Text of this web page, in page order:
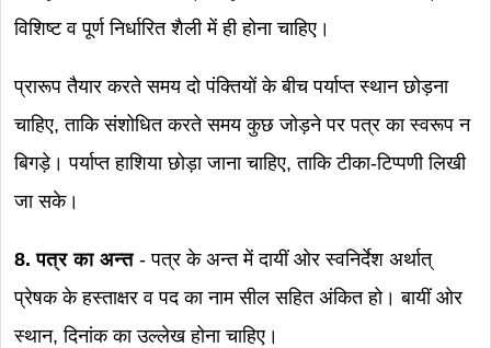
विशिष्ट व पूर्ण निर्धारित शैली में ही होना चाहिए।
प्रारूप तैयार करते समय दो पंक्तियों के बीच पर्याप्त स्थान छोड़ना
चाहिए, ताकि संशोधित करते समय कुछ जोड़ने पर पत्र का स्वरूप न
बिगड़े। पर्याप्त हाशिया छोड़ा जाना चाहिए, ताकि टीका-टिप्पणी लिखी
जा सके।
8. पत्र का अन्त - पत्र के अन्त में दायीं ओर स्वनिर्देश अर्थात्
प्रेषक के हस्ताक्षर व पद का नाम सील सहित अंकित हो। बायीं ओर
स्थान, दिनांक का उल्लेख होना चाहिए।